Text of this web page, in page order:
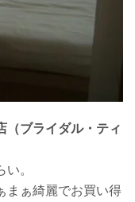
（ブライダル・ティ
。
ぁ綺麗でお買い得